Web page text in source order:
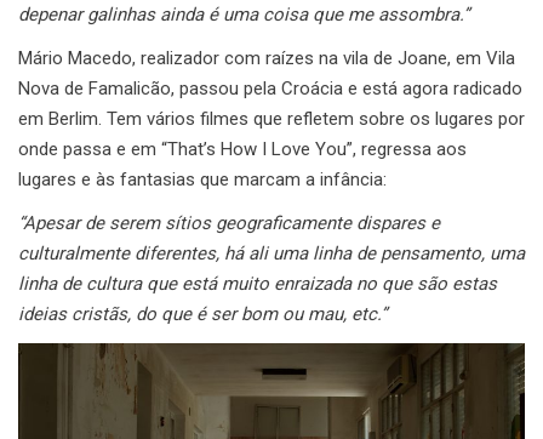
depenar galinhas ainda é uma coisa que me assombra.”
Mário Macedo, realizador com raízes na vila de Joane, em Vila
Nova de Famalicão, passou pela Croácia e está agora radicado
em Berlim. Tem vários filmes que refletem sobre os lugares por
onde passa e em “That’s How I Love You”, regressa aos
lugares e às fantasias que marcam a infância:
“Apesar de serem sítios geograficamente dispares e
culturalmente diferentes, há ali uma linha de pensamento, uma
linha de cultura que está muito enraizada no que são estas
ideias cristãs, do que é ser bom ou mau, etc.”